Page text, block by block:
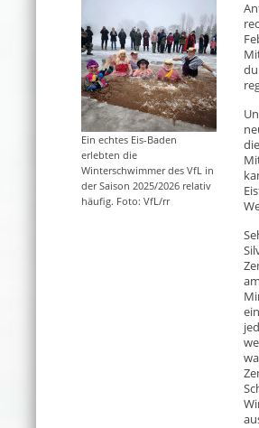
Ein echtes Eis-Baden
erlebten die
Winterschwimmer des VfL in
der Saison 2025/2026 relativ
häufig. Foto: VfL/rr